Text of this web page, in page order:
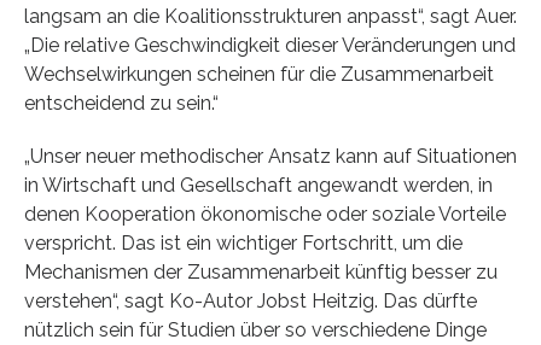
langsam an die Koalitionsstrukturen anpasst“, sagt Auer.
„Die relative Geschwindigkeit dieser Veränderungen und
Wechselwirkungen scheinen für die Zusammenarbeit
entscheidend zu sein.“
„Unser neuer methodischer Ansatz kann auf Situationen
in Wirtschaft und Gesellschaft angewandt werden, in
denen Kooperation ökonomische oder soziale Vorteile
verspricht. Das ist ein wichtiger Fortschritt, um die
Mechanismen der Zusammenarbeit künftig besser zu
verstehen“, sagt Ko-Autor Jobst Heitzig. Das dürfte
nützlich sein für Studien über so verschiedene Dinge